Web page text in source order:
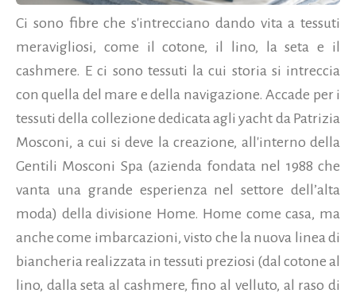
Ci sono fibre che s'intrecciano dando vita a tessuti
meravigliosi, come il cotone, il lino, la seta e il
cashmere. E ci sono tessuti la cui storia si intreccia
con quella del mare e della navigazione. Accade per i
tessuti della collezione dedicata agli yacht da Patrizia
Mosconi, a cui si deve la creazione, all'interno della
Gentili Mosconi Spa (azienda fondata nel 1988 che
vanta una grande esperienza nel settore dell’alta
moda) della divisione Home. Home come casa, ma
anche come imbarcazioni, visto che la nuova linea di
biancheria realizzata in tessuti preziosi (dal cotone al
lino, dalla seta al cashmere, fino al velluto, al raso di